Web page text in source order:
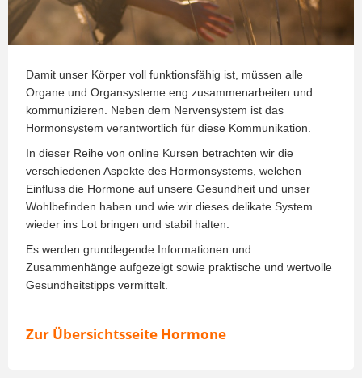
Damit unser Körper voll funktionsfähig ist, müssen alle
Organe und Organsysteme eng zusammenarbeiten und
kommunizieren. Neben dem Nervensystem ist das
Hormonsystem verantwortlich für diese Kommunikation. ‍
In dieser Reihe von online Kursen betrachten wir die
verschiedenen Aspekte des Hormonsystems, welchen
Einfluss die Hormone auf unsere Gesundheit und unser
Wohlbefinden haben und wie wir dieses delikate System
wieder ins Lot bringen und stabil halten. ‍
Es werden grundlegende Informationen und
Zusammenhänge aufgezeigt sowie praktische und wertvolle
Gesundheitstipps vermittelt.
Zur Übersichtsseite Hormone